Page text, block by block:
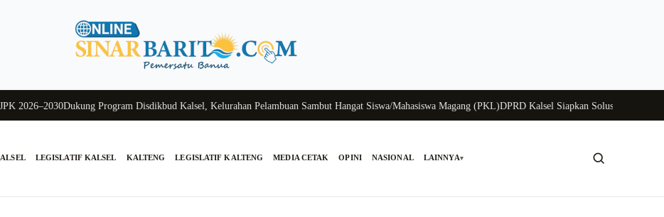
Dukung Program Disdikbud Kalsel, Kelurahan Pelambuan Sambut Hangat Siswa/Mahasiswa Magang (PKL)DPRD Kalsel Siapkan Solusi Krisis
LEGISLATIF KALSEL KALTENG LEGISLATIF KALTENG MEDIA CETAK OPINI NASIONAL LAINNYA▾